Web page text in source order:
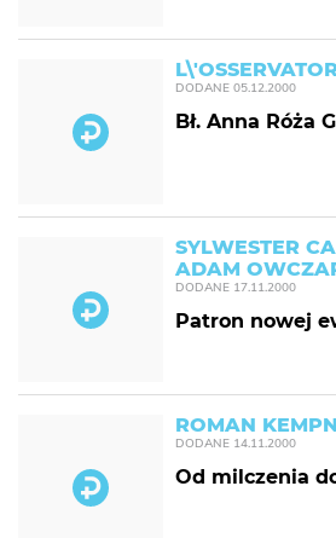
DODANE 05.12.2000
Bł. Anna Róża
SYLWESTER
ADAM
DODANE 17.11.2000
Patron nowej
ROMAN
DODANE 14.11.2000
Od milczenia